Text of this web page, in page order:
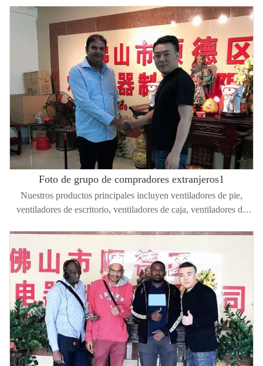
Foto de grupo de compradores extranjeros1
Nuestros productos principales incluyen ventiladores de pie,
ventiladores de escritorio, ventiladores de caja, ventiladores de
calidad, precio competitivo, servicio confiable" como nuestra
misión y teoría de desarrollo y nuestros productos se venden bien
en África, Europa, Medio Oriente, América del Sur, Asia Central
y Sudeste de Asia. Siempre estamos agradecidos por el apoyo y la
confianza de nuestros clientes. Con nuestra estrecha cooperación,
creemos que le ofreceremos un servicio más profesional y
satisfactorio.